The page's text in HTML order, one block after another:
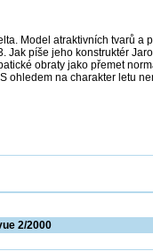
Model atraktivních tvarů a
Jak píše jeho konstruktér
obraty jako přemet
ohledem na charakter letu
2/2000